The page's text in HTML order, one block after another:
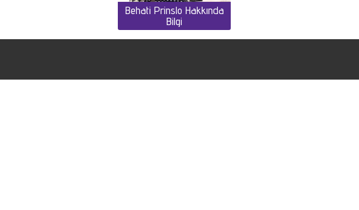
Behati Prinslo Hakkında
Bilgi